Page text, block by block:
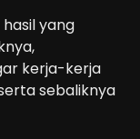
yang
kerja-kerja
sebaliknya